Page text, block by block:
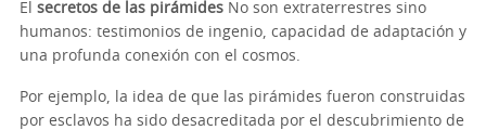
El secretos de las pirámides No son extraterrestres sino
humanos: testimonios de ingenio, capacidad de adaptación y
una profunda conexión con el cosmos.
Por ejemplo, la idea de que las pirámides fueron construidas
por esclavos ha sido desacreditada por el descubrimiento de